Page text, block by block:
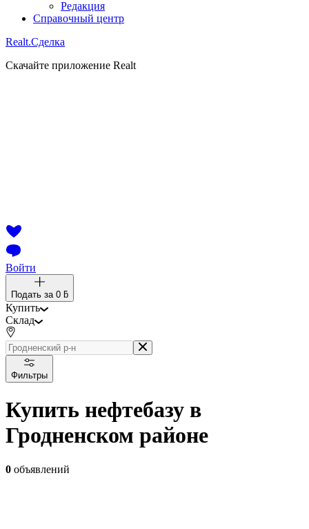
Редакция
Справочный центр
Realt.Сделка
Скачайте приложение Realt
Войти
Подать за 0 ƃ
Купить
Склад
Фильтры
Купить нефтебазу в
Гродненском районе
0 объявлений